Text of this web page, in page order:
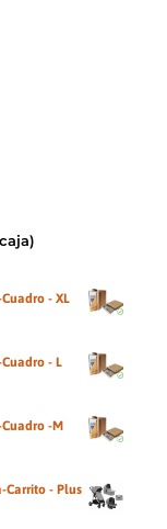
- XL
- L
-M
Carrito - Plus